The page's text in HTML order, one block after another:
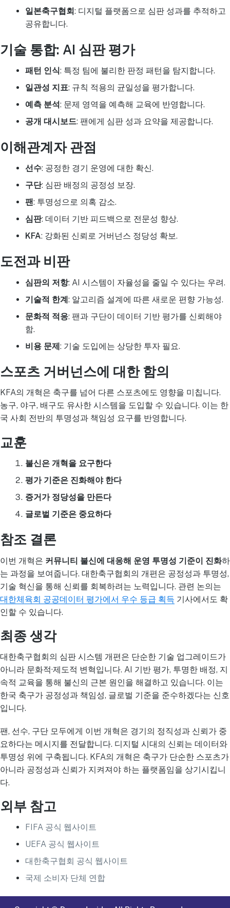
일본축구협회 : 디지털 플랫폼으로 심판 성과를 추적하고
공유합니다.
기술 통합: AI 심판 평가
패턴 인식: 특정 팀에 불리한 판정 패턴을 탐지합니다.
일관성 지표: 규칙 적용의 균일성을 평가합니다.
예측 분석: 문제 영역을 예측해 교육에 반영합니다.
공개 대시보드: 팬에게 심판 성과 요약을 제공합니다.
이해관계자 관점
선수: 공정한 경기 운영에 대한 확신.
구단: 심판 배정의 공정성 보장.
팬: 투명성으로 의혹 감소.
심판: 데이터 기반 피드백으로 전문성 향상.
KFA: 강화된 신뢰로 거버넌스 정당성 확보.
도전과 비판
심판의 저항: AI 시스템이 자율성을 줄일 수 있다는 우려.
기술적 한계: 알고리즘 설계에 따른 새로운 편향 가능성.
문화적 적응: 팬과 구단이 데이터 기반 평가를 신뢰해야
함.
비용 문제: 기술 도입에는 상당한 투자 필요.
스포츠 거버넌스에 대한 함의
KFA의 개혁은 축구를 넘어 다른 스포츠에도 영향을 미칩니다.
농구, 야구, 배구도 유사한 시스템을 도입할 수 있습니다. 이는 한
국 사회 전반의 투명성과 책임성 요구를 반영합니다.
교훈
불신은 개혁을 요구한다
평가 기준은 진화해야 한다
증거가 정당성을 만든다
글로벌 기준은 중요하다
참조 결론
이번 개혁은 커뮤니티 불신에 대응해 운영 투명성 기준이 진화하
는 과정을 보여줍니다. 대한축구협회의 개편은 공정성과 투명성,
기술 혁신을 통해 신뢰를 회복하려는 노력입니다. 관련 논의는
대한체육회 공공데이터 평가에서 우수 등급 획득 기사에서도 확
인할 수 있습니다.
최종 생각
대한축구협회의 심판 시스템 개편은 단순한 기술 업그레이드가
아니라 문화적·제도적 변혁입니다. AI 기반 평가, 투명한 배정, 지
속적 교육을 통해 불신의 근본 원인을 해결하고 있습니다. 이는
한국 축구가 공정성과 책임성, 글로벌 기준을 준수하겠다는 신호
입니다.
팬, 선수, 구단 모두에게 이번 개혁은 경기의 정직성과 신뢰가 중
요하다는 메시지를 전달합니다. 디지털 시대의 신뢰는 데이터와
투명성 위에 구축됩니다. KFA의 개혁은 축구가 단순한 스포츠가
아니라 공정성과 신뢰가 지켜져야 하는 플랫폼임을 상기시킵니
다.
외부 참고
FIFA 공식 웹사이트
UEFA 공식 웹사이트
대한축구협회 공식 웹사이트
국제 소비자 단체 연합